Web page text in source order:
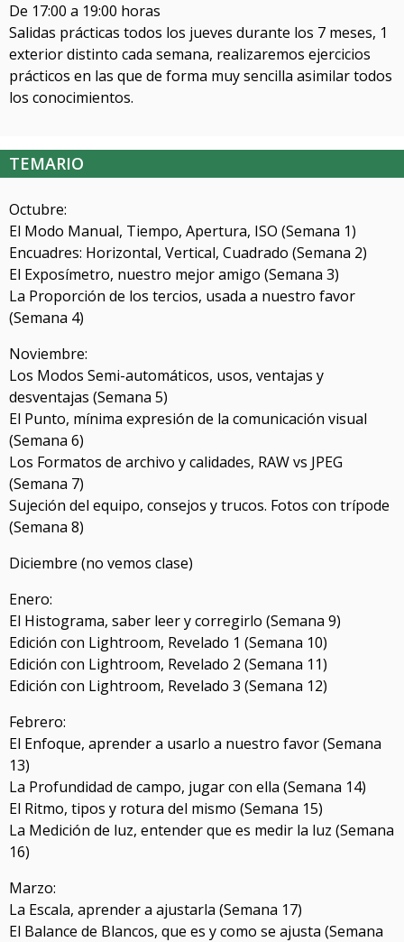
De 17:00 a 19:00 horas
Salidas prácticas todos los jueves durante los 7 meses, 1
exterior distinto cada semana, realizaremos ejercicios
prácticos en las que de forma muy sencilla asimilar todos
los conocimientos.
TEMARIO
Octubre:
El Modo Manual, Tiempo, Apertura, ISO (Semana 1)
Encuadres: Horizontal, Vertical, Cuadrado (Semana 2)
El Exposímetro, nuestro mejor amigo (Semana 3)
La Proporción de los tercios, usada a nuestro favor
(Semana 4)
Noviembre:
Los Modos Semi-automáticos, usos, ventajas y
desventajas (Semana 5)
El Punto, mínima expresión de la comunicación visual
(Semana 6)
Los Formatos de archivo y calidades, RAW vs JPEG
(Semana 7)
Sujeción del equipo, consejos y trucos. Fotos con trípode
(Semana 8)
Diciembre (no vemos clase)
Enero:
El Histograma, saber leer y corregirlo (Semana 9)
Edición con Lightroom, Revelado 1 (Semana 10)
Edición con Lightroom, Revelado 2 (Semana 11)
Edición con Lightroom, Revelado 3 (Semana 12)
Febrero:
El Enfoque, aprender a usarlo a nuestro favor (Semana
13)
La Profundidad de campo, jugar con ella (Semana 14)
El Ritmo, tipos y rotura del mismo (Semana 15)
La Medición de luz, entender que es medir la luz (Semana
16)
Marzo:
La Escala, aprender a ajustarla (Semana 17)
El Balance de Blancos, que es y como se ajusta (Semana